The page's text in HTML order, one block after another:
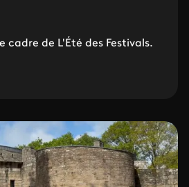
cadre de L'Été des Festivals.